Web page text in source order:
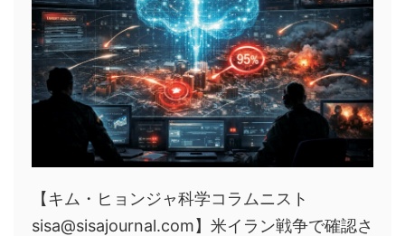
【キム・ヒョンジャ科学コラムニスト
sisa@sisajournal.com】米イラン戦争で確認さ